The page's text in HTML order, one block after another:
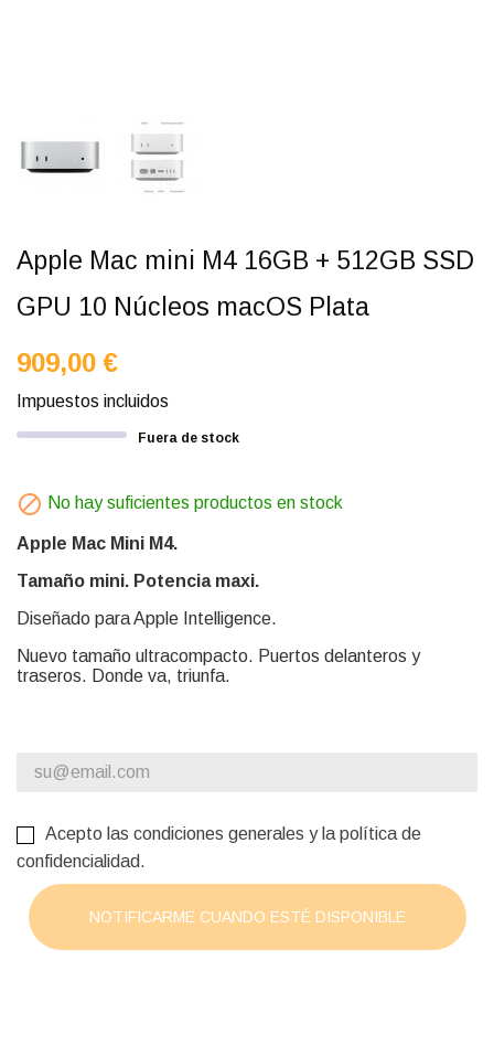
Apple Mac mini M4 16GB + 512GB SSD
GPU 10 Núcleos macOS Plata
909,00 €
Impuestos incluidos
Fuera de stock
 No hay suficientes productos en stock
Apple Mac Mini M4.
Tamaño mini. Potencia maxi.
Diseñado para Apple Intelligence.
Nuevo tamaño ultracompacto. Puertos delanteros y
traseros. Donde va, triunfa.
Acepto las condiciones generales y la polí­tica de
confidencialidad.
NOTIFICARME CUANDO ESTÉ DISPONIBLE